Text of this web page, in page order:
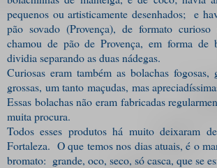
pequenos ou artisticamente desenhados; e
pão sovado (Provença), de formato
chamou de pão de Provença, em forma de
dividia separando as duas nádegas.
Curiosas eram também as bolachas fogosas,
grossas, um tanto maçudas, mas
Essas bolachas não eram fabricadas
muita procura.
Todos esses produtos há muito deixaram
Fortaleza. O que temos nos dias atuais, é o
bromato: grande, oco, seco, só casca, que se